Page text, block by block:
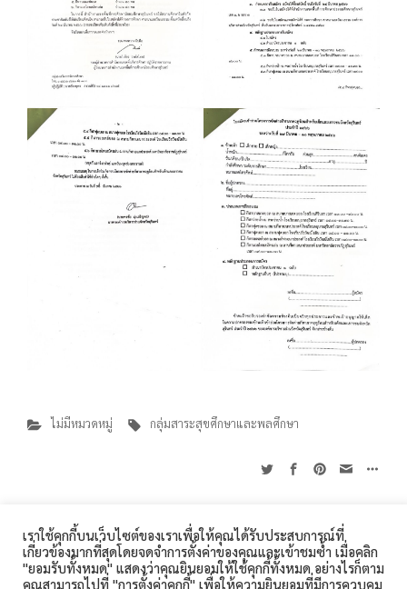
ไม่มีหมวดหมู่ กลุ่มสาระสุขศึกษาและพลศึกษา
การอบรมหลักสูตรการพัฒนานวัตกรรมสื่อการสอนดิจิทัล
เทคโนโลยีเสมือนจริงด้วยโปรแกรม MineCraft Education
โรงเรียนสิรินธร 360 ถนนเทศบาล 1 ตำบลในเมือง อำเภอเมือง
สุรินทร์ จังหวัดสุรินทร์ 32000 โทรศัพท์ : 044-511-189
เราใช้คุกกี้บนเว็บไซต์ของเราเพื่อให้คุณได้รับประสบการณ์ที่
เกี่ยวข้องมากที่สุดโดยจดจำการตั้งค่าของคุณและเข้าชมซ้ำ เมื่อคลิก
"ยอมรับทั้งหมด" แสดงว่าคุณยินยอมให้ใช้คุกกี้ทั้งหมด อย่างไรก็ตาม
คุณสามารถไปที่ "การตั้งค่าคุกกี้" เพื่อให้ความยินยอมที่มีการควบคุม